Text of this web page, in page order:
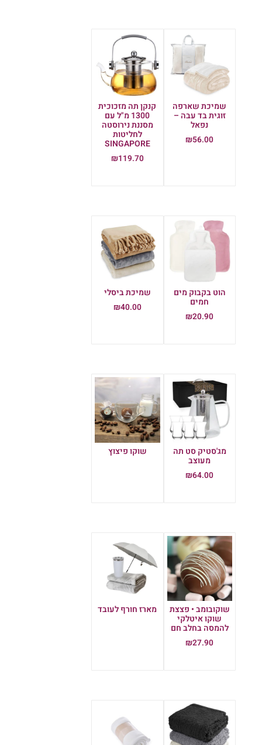
שמיכת שארפה
זוגית בד עבה –
נפאל
₪56.00
קנקן תה מזכוכית
1300 מ"ל עם
מסננת נירוסטה
לחליטות
SINGAPORE
₪119.70
הוט בקבוק מים
חמים
₪20.90
שמיכת ביסלי
₪40.00
מג'סטיק סט תה
מעוצב
₪64.00
שוקו פיצוץ
שוקובומב • פצצת
שוקו איטלקי
להמסה בחלב חם
₪27.90
מארז חורף לעובד